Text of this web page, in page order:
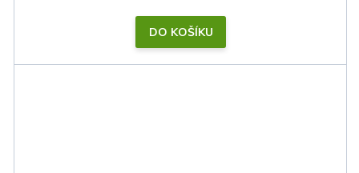
DO KOŠÍKU